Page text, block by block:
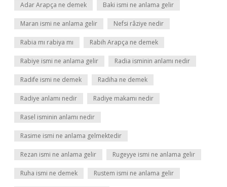
Adar Arapça ne demek Baki ismi ne anlama gelir
Maran ismi ne anlama gelir Nefsi râziye nedir
Rabia mı rabiya mı Rabih Arapça ne demek
Rabiye ismi ne anlama gelir Radia isminin anlamı nedir
Radife ismi ne demek Radiha ne demek
Radiye anlamı nedir Radiye makamı nedir
Rasel isminin anlamı nedir
Rasime ismi ne anlama gelmektedir
Rezan ismi ne anlama gelir Rugeyye ismi ne anlama gelir
Ruha ismi ne demek Rustem ismi ne anlama gelir